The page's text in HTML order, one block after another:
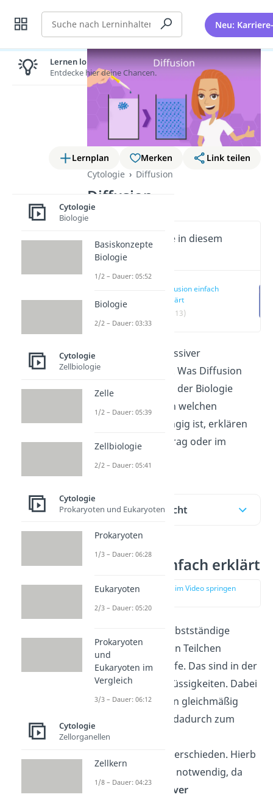
Suche Neu:
Lernplan Merken
Link teilen
Cytologie
Diffusion
Diffusion
Wichtige Inhalte in diesem
Video
Diffusion einfach
erklärt
(00:13)
Diffusion ist ein passiver
Transportvorgang. Was Diffusion
genau ist, wo sie in der Biologie
vorkommt und von welchen
Faktoren sie abhängig ist, erklären
wir dir hier im Beitrag oder im
kurzen
Inhaltsübersicht
Diffusion einfach erklärt
zur Stelle im Video springen
Diffusion ist die selbstständige
Durchmischung von Teilchen
verschiedener Stoffe. Das sind in der
Regel Gase oder Flüssigkeiten. Dabei
werden die Teilchen gleichmäßig
verteilt. Es kommt dadurch zum
Ausgleich von
Konzentrationsunterschieden. Hierb
ei ist keine Energie notwendig, da
Diffusion ein
passiver
Lernen lohnt sich!
Entdecke hier deine Chancen.
Cytologie
Biologie
Basiskonzepte
Biologie
1/2 – Dauer: 05:52
Biologie
2/2 – Dauer: 03:33
Cytologie
Zellbiologie
Zelle
1/2 – Dauer: 05:39
Zellbiologie
2/2 – Dauer: 05:41
Cytologie
Prokaryoten und Eukaryoten
Prokaryoten
1/3 – Dauer: 06:28
Eukaryoten
2/3 – Dauer: 05:20
Prokaryoten
und
Eukaryoten im
Vergleich
3/3 – Dauer: 06:12
Cytologie
Zellorganellen
Zellkern
1/8 – Dauer: 04:23